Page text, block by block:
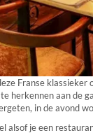
Franse klassieker
herkennen aan de
in de avond
alsof je een